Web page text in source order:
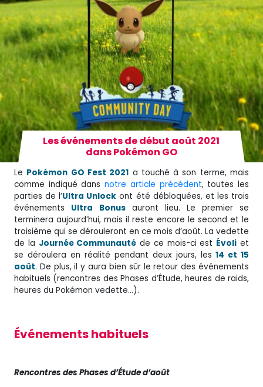
Les événements de début août 2021
dans Pokémon GO
Le Pokémon GO Fest 2021 a touché à son terme, mais
comme indiqué dansnotre article précédent, toutes les
parties de l’Ultra Unlock ont été débloquées, et les trois
événements Ultra Bonus auront lieu. Le premier se
terminera aujourd’hui, mais il reste encore le second et le
troisième qui se dérouleront en ce mois d’août. La vedette
de la Journée Communauté de ce mois-ci est Évoli et
se déroulera en réalité pendant deux jours, les 14 et 15
août. De plus, il y aura bien sûr le retour des événements
habituels (rencontres des Phases d’Étude, heures de raids,
heures du Pokémon vedette…).
Événements habituels
Rencontres des Phases d’Étude d’août